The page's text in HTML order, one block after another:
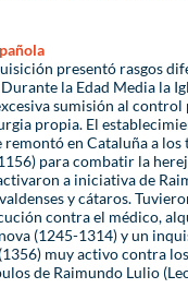
presentó rasgos
la Edad Media la
sumisión al
propia. El
en Cataluña a los
para combatir la
a iniciativa de
y cátaros.
contra el médico,
(1245-1314) y un
muy activo contra
de Raimundo Lulio